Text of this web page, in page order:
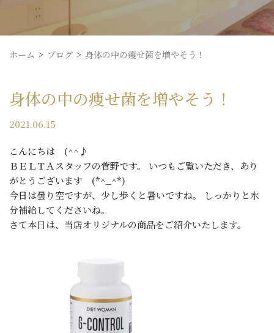
ホーム ブログ 身体の中の痩せ菌を増やそう！
身体の中の痩せ菌を増やそう！
2021.06.15
こんにちは (^^♪
ＢＥＬＴＡスタッフの菅野です。 いつもご覧いただき、あり
がとうございます (*^_^*)
今日は曇り空ですが、少し歩くと暑いですね。 しっかりと水
分補給してくださいね。
さて本日は、当店オリジナルの商品をご紹介いたします。